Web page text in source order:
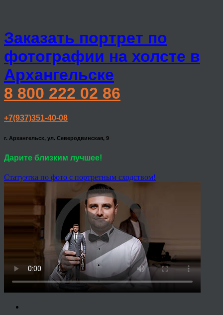
Заказать портрет по
фотографии на холсте в
Архангельске
8 800 222 02 86
+7(937)351-40-08
г. Архангельск, ул. Северодвинская, 9
Дарите близким лучшее!
Статуэтка по фото с портретным сходством!